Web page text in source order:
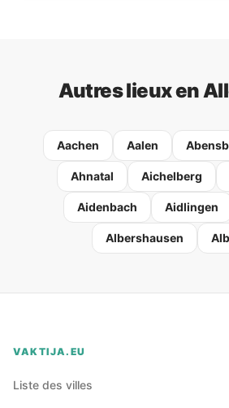
Autres lieux en
Aachen Aalen
Ahnatal Aichelberg
Aidenbach Aidlingen
Albershausen
VAKTIJA.EU
Liste des villes